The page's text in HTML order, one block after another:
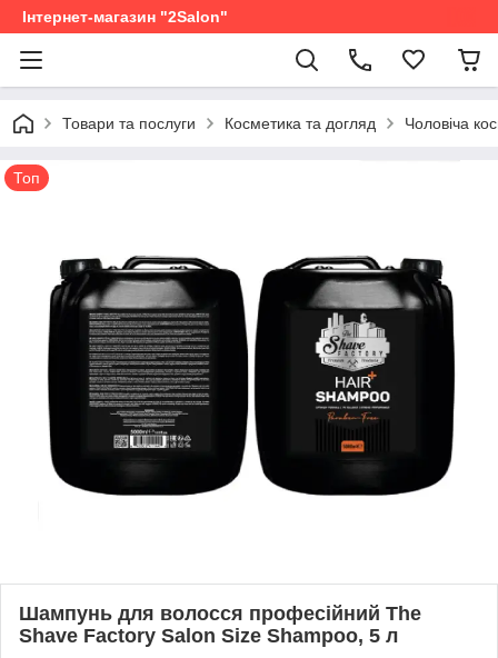
Інтернет-магазин "2Salon"
Товари та послуги Косметика та догляд Чоловіча
Топ
Шампунь для волосся професійний The
Shave Factory Salon Size Shampoo, 5 л